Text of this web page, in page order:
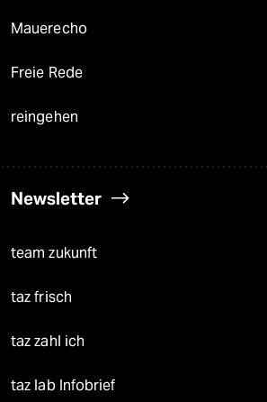
Mauerecho
Freie Rede
reingehen
Newsletter
team zukunft
taz frisch
taz zahl ich
taz lab Infobrief